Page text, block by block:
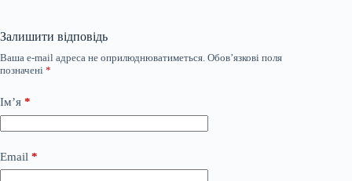
Залишити відповідь
Ваша e-mail адреса не оприлюднюватиметься. Обов’язкові поля
позначені *
Ім’я *
Email *